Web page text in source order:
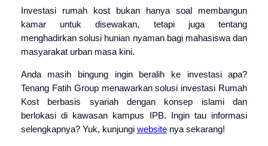
Investasi rumah kost bukan hanya soal membangun
kamar untuk disewakan, tetapi juga tentang
menghadirkan solusi hunian nyaman bagi mahasiswa dan
masyarakat urban masa kini.
Anda masih bingung ingin beralih ke investasi apa?
Tenang Fatih Group menawarkan solusi investasi Rumah
Kost berbasis syariah dengan konsep islami dan
berlokasi di kawasan kampus IPB. Ingin tau informasi
selengkapnya? Yuk, kunjungi websitenya sekarang!